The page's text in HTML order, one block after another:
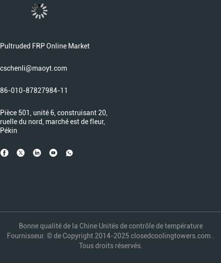
Pultruded FRP Online Market
cschenli@maoyt.com
86-010-87827984-11
Pièce 501, unité 6, construisant 20,
ruelle du nord, marché est de fleur,
Pékin
Bonne qualité de la Chine Unités de contrôle de température
Fournisseur. © de Copyright 2014-2025 closedcoolingtowers.com .
Tous droits réservés.